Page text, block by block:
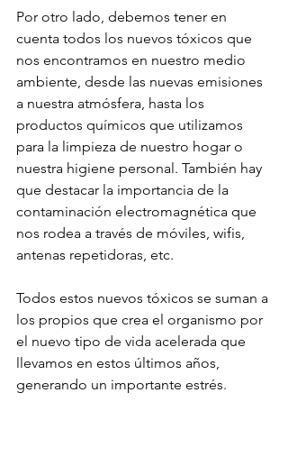
Por otro lado, debemos tener en
cuenta todos los nuevos tóxicos que
nos encontramos en nuestro medio
ambiente, desde las nuevas emisiones
a nuestra atmósfera, hasta los
productos químicos que utilizamos
para la limpieza de nuestro hogar o
nuestra higiene personal. También hay
que destacar la importancia de la
contaminación electromagnética que
nos rodea a través de móviles, wifis,
antenas repetidoras, etc.
Todos estos nuevos tóxicos se suman a
los propios que crea el organismo por
el nuevo tipo de vida acelerada que
llevamos en estos últimos años,
generando un importante estrés.